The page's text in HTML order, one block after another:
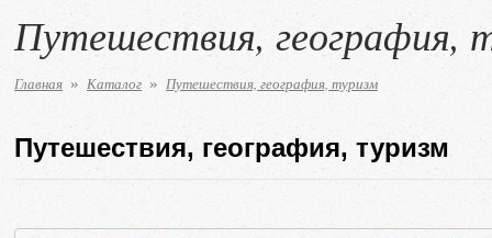
Путешествия, география,
Главная » Каталог » Путешествия, география, туризм
Путешествия, география, туризм